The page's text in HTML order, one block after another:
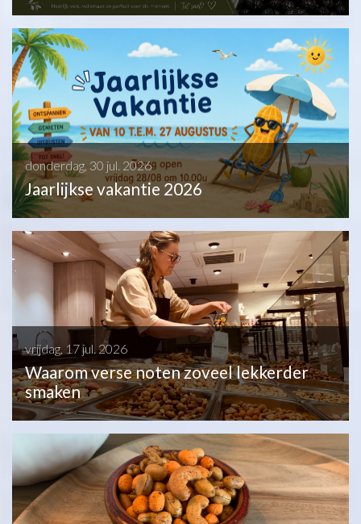
donderdag, 30 jul. 2026
Jaarlijkse vakantie 2026
vrijdag, 17 jul. 2026
Waarom verse noten zoveel lekkerder
smaken